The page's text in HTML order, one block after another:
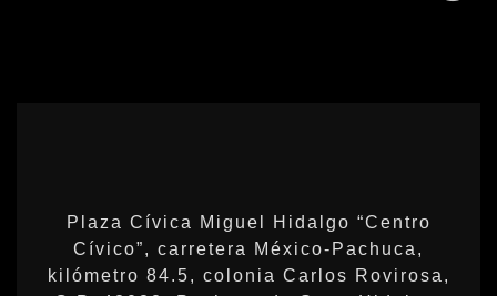
Plaza Cívica Miguel Hidalgo “Centro
Cívico”, carretera México-Pachuca,
kilómetro 84.5, colonia Carlos Rovirosa,